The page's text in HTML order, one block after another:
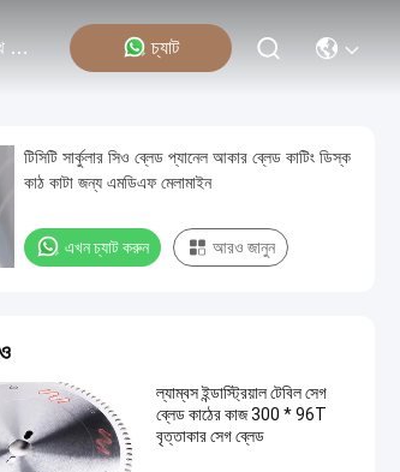
আমাদের সাথে যোগাযোগ চ্যাট
টিসিটি সার্কুলার সিও ব্লেড প্যানেল আকার ব্লেড কাটিং ডিস্ক
কাঠ কাটা জন্য এমডিএফ মেলামাইন
এখন চ্যাট করুন আরও জানুন
ল্যাম্বস ইন্ডাস্ট্রিয়াল টেবিল সেগ
ব্লেড কাঠের কাজ 300 * 96T
বৃত্তাকার সেগ ব্লেড